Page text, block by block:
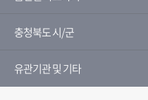
충청북도 시/군
유관기관 및 기타